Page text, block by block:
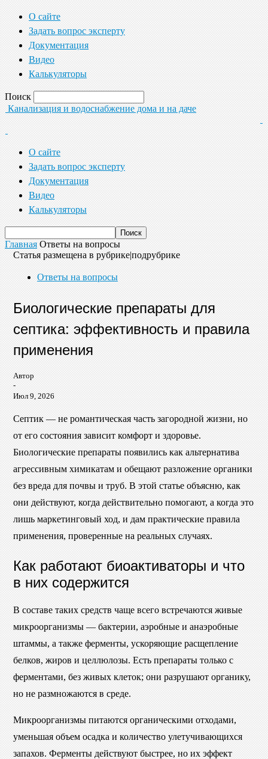
О сайте
Задать вопрос эксперту
Документация
Видео
Калькуляторы
Поиск
Канализация и водоснабжение дома и на даче
О сайте
Задать вопрос эксперту
Документация
Видео
Калькуляторы
Главная Ответы на вопросы
Статья размещена в рубрике|подрубрике
Ответы на вопросы
Биологические препараты для
септика: эффективность и правила
применения
Автор
-
Июл 9, 2026
Септик — не романтическая часть загородной жизни, но
от его состояния зависит комфорт и здоровье.
Биологические препараты появились как альтернатива
агрессивным химикатам и обещают разложение органики
без вреда для почвы и труб. В этой статье объясню, как
они действуют, когда действительно помогают, а когда это
лишь маркетинговый ход, и дам практические правила
применения, проверенные на реальных случаях.
Как работают биоактиваторы и что
в них содержится
В составе таких средств чаще всего встречаются живые
микроорганизмы — бактерии, аэробные и анаэробные
штаммы, а также ферменты, ускоряющие расщепление
белков, жиров и целлюлозы. Есть препараты только с
ферментами, без живых клеток; они разрушают органику,
но не размножаются в среде.
Микроорганизмы питаются органическими отходами,
уменьшая объем осадка и количество улетучивающихся
запахов. Ферменты действуют быстрее, но их эффект